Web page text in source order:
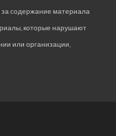
за содержание материала
которые нарушают
или организации,